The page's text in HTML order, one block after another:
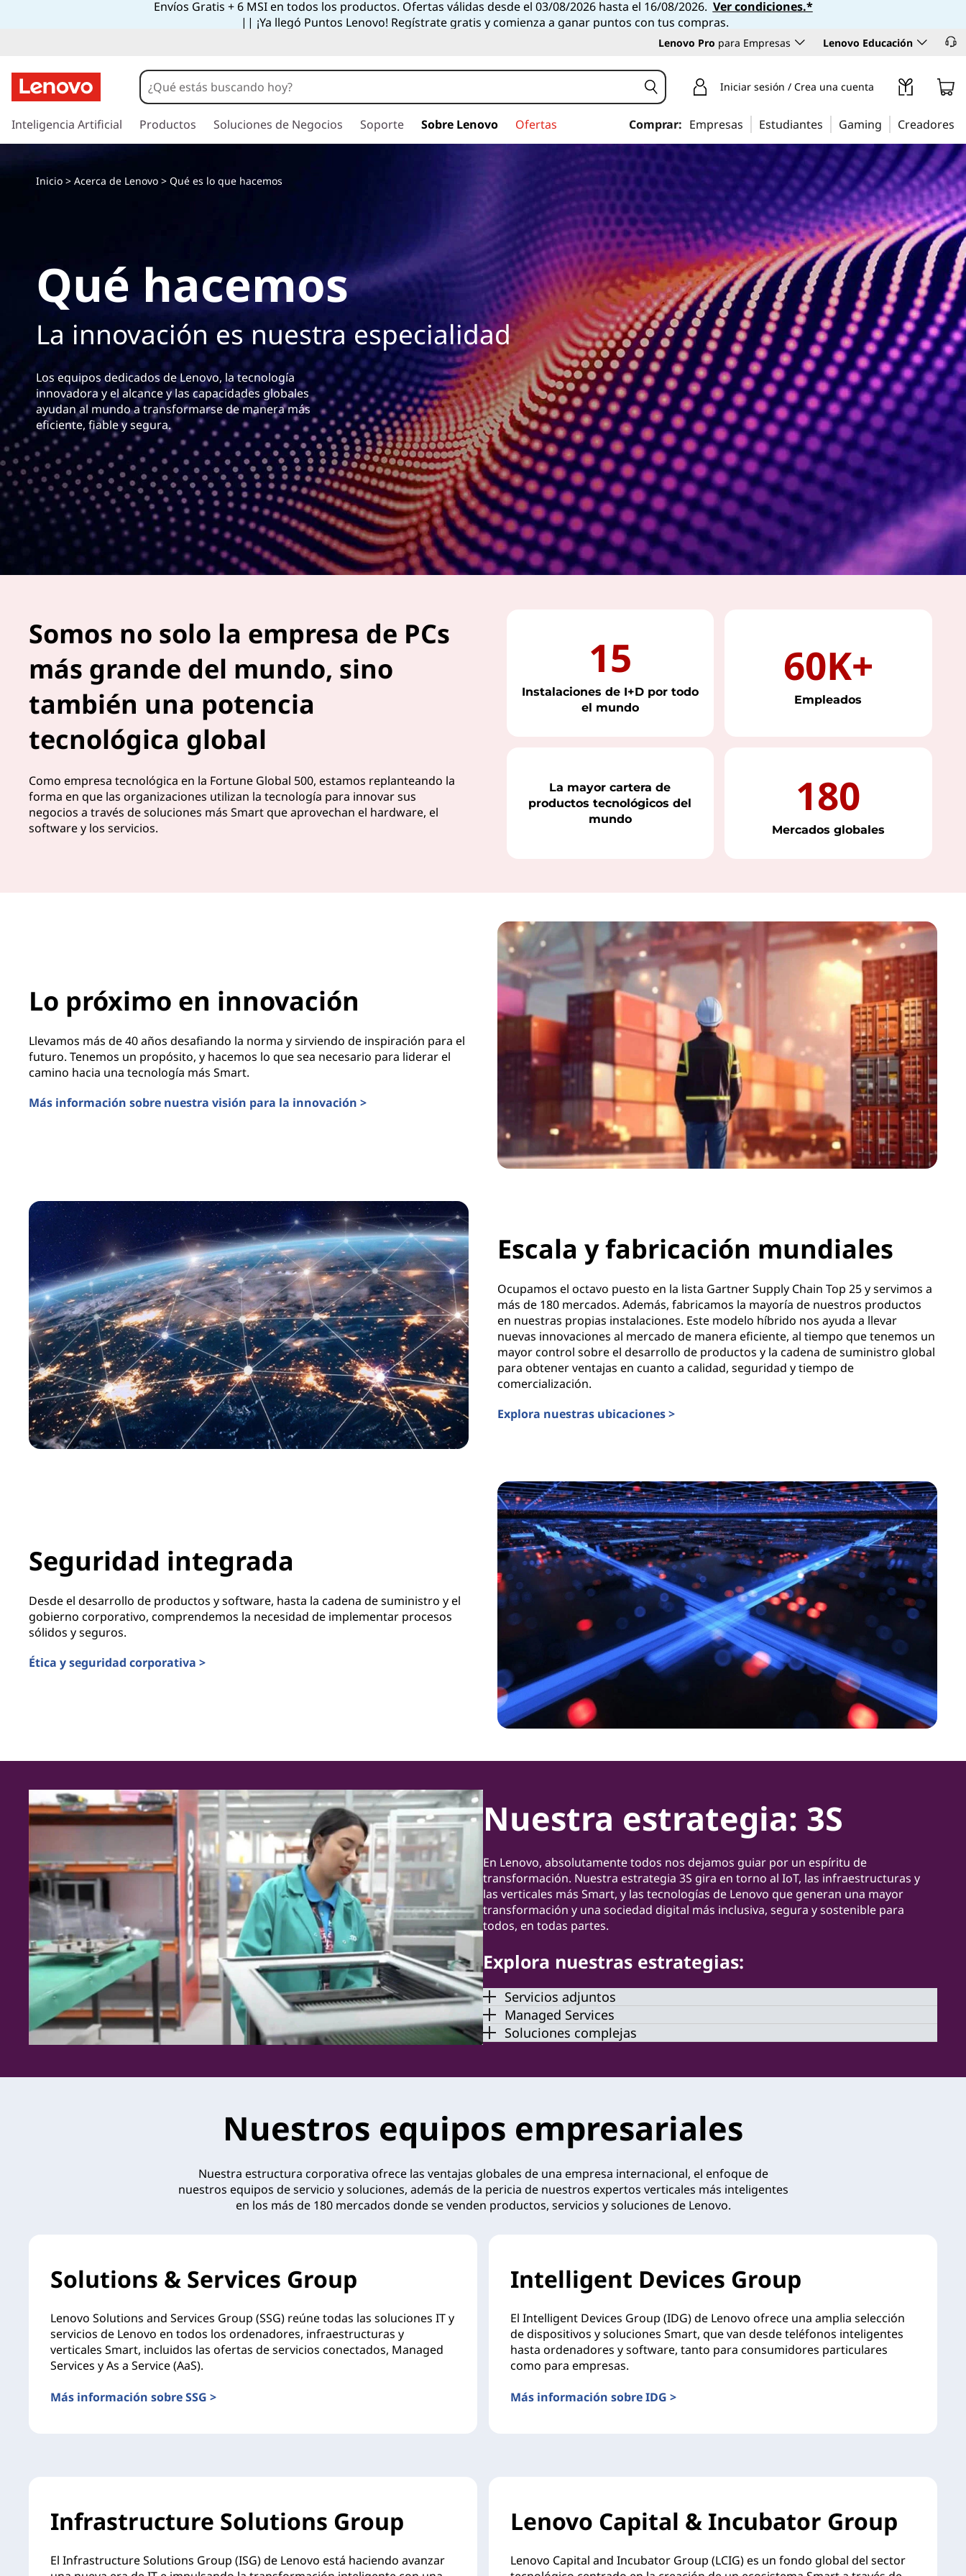
a
W
e
Envíos Gratis + 6 MSI en todos los productos. Ofertas válidas desde el 03/08/2026 hasta el 16/08/2026. Ver condiciones.*
|| ¡Ya llegó Puntos Lenovo! Regístrate gratis y comienza a ganar puntos con tus compras.
Lenovo Pro para Empresas Lenovo Educación
r
a
i
a
Iniciar sesión / Crea una cuenta
Inteligencia Artificial Productos Soluciones de Negocios Soporte Sobre Lenovo Ofertas Comprar: Empresas Estudiantes Gaming Creadores
Inicio > Acerca de Lenovo > Qué es lo que hacemos
Qué hacemos
La innovación es nuestra especialidad
Los equipos dedicados de Lenovo, la tecnología
innovadora y el alcance y las capacidades globales
ayudan al mundo a transformarse de manera más
eficiente, fiable y segura.
Somos no solo la empresa de PCs
más grande del mundo, sino
también una potencia
tecnológica global
Como empresa tecnológica en la Fortune Global 500, estamos replanteando la
forma en que las organizaciones utilizan la tecnología para innovar sus
negocios a través de soluciones más Smart que aprovechan el hardware, el
software y los servicios.
15
Instalaciones de I+D por todo
el mundo
60K+
Empleados
La mayor cartera de
productos tecnológicos del
mundo
180
Mercados globales
Lo próximo en innovación
Llevamos más de 40 años desafiando la norma y sirviendo de inspiración para el
futuro. Tenemos un propósito, y hacemos lo que sea necesario para liderar el
camino hacia una tecnología más Smart.
Más información sobre nuestra visión para la innovación >
Escala y fabricación mundiales
Ocupamos el octavo puesto en la lista Gartner Supply Chain Top 25 y servimos a
más de 180 mercados. Además, fabricamos la mayoría de nuestros productos
en nuestras propias instalaciones. Este modelo híbrido nos ayuda a llevar
nuevas innovaciones al mercado de manera eficiente, al tiempo que tenemos un
mayor control sobre el desarrollo de productos y la cadena de suministro global
para obtener ventajas en cuanto a calidad, seguridad y tiempo de
comercialización.
Explora nuestras ubicaciones >
Seguridad integrada
Desde el desarrollo de productos y software, hasta la cadena de suministro y el
gobierno corporativo, comprendemos la necesidad de implementar procesos
sólidos y seguros.
Ética y seguridad corporativa >
Nuestra estrategia: 3S
En Lenovo, absolutamente todos nos dejamos guiar por un espíritu de
transformación. Nuestra estrategia 3S gira en torno al IoT, las infraestructuras y
las verticales más Smart, y las tecnologías de Lenovo que generan una mayor
transformación y una sociedad digital más inclusiva, segura y sostenible para
todos, en todas partes.
Explora nuestras estrategias:
Servicios adjuntos
Managed Services
Soluciones complejas
Nuestros equipos empresariales
Nuestra estructura corporativa ofrece las ventajas globales de una empresa internacional, el enfoque de
nuestros equipos de servicio y soluciones, además de la pericia de nuestros expertos verticales más inteligentes
en los más de 180 mercados donde se venden productos, servicios y soluciones de Lenovo.
Solutions & Services Group
Lenovo Solutions and Services Group (SSG) reúne todas las soluciones IT y
servicios de Lenovo en todos los ordenadores, infraestructuras y
verticales Smart, incluidos las ofertas de servicios conectados, Managed
Services y As a Service (AaS).
Más información sobre SSG >
Intelligent Devices Group
El Intelligent Devices Group (IDG) de Lenovo ofrece una amplia selección
de dispositivos y soluciones Smart, que van desde teléfonos inteligentes
hasta ordenadores y software, tanto para consumidores particulares
como para empresas.
Más información sobre IDG >
Infrastructure Solutions Group
El Infrastructure Solutions Group (ISG) de Lenovo está haciendo avanzar
Lenovo Capital & Incubator Group
Lenovo Capital and Incubator Group (LCIG) es un fondo global del sector